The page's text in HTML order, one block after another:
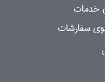
خدمات
سفارشات